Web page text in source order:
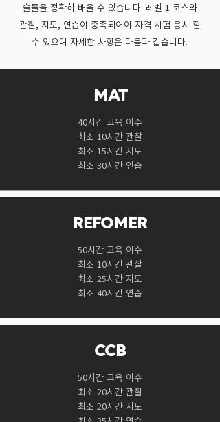
술들을 정확히 배울 수 있습니다.​ 레벨 1 코스와
관찰, 지도, 연습이 충족되어야 자격 시험 응시 할
수 있으며 자세한 사항은 다음과 같습니다.​
MAT
40시간 교육 이수
최소 10시간 관찰
최소 15시간 지도
​최소 30시간 연습
REFOMER
50시간 교육 이수
최소 10시간 관찰
최소 25시간 지도
​최소 40시간 연습
CCB
50시간 교육 이수
최소 20시간 관찰
최소 20시간 지도